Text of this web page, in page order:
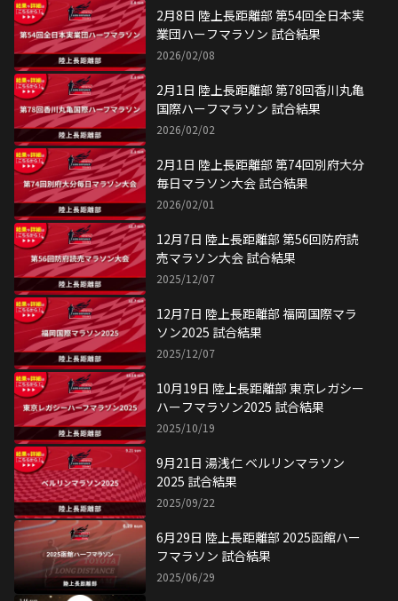
2月8日 陸上長距離部 第54回全日本実
業団ハーフマラソン 試合結果
2026/02/08
2月1日 陸上長距離部 第78回香川丸亀
国際ハーフマラソン 試合結果
2026/02/02
2月1日 陸上長距離部 第74回別府大分
毎日マラソン大会 試合結果
2026/02/01
12月7日 陸上長距離部 第56回防府読
売マラソン大会 試合結果
2025/12/07
12月7日 陸上長距離部 福岡国際マラ
ソン2025 試合結果
2025/12/07
10月19日 陸上長距離部 東京レガシー
ハーフマラソン2025 試合結果
2025/10/19
9月21日 湯浅仁 ベルリンマラソン
2025 試合結果
2025/09/22
6月29日 陸上長距離部 2025函館ハー
フマラソン 試合結果
2025/06/29